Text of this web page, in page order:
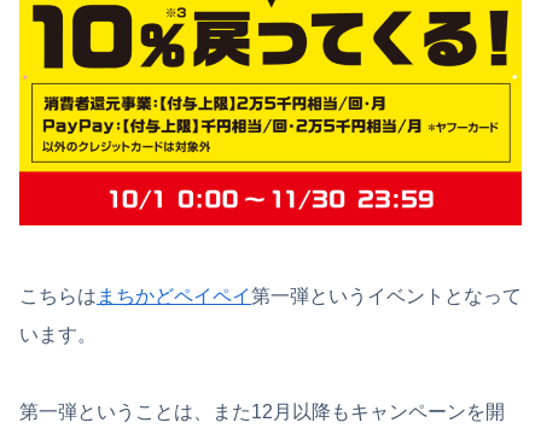
こちらは まちかどペイペイ第一弾というイベントとなって
います。
第一弾ということは、また12月以降もキャンペーンを開